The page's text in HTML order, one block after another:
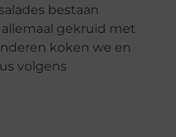
bestaan
gekruid met
koken we en
volgens